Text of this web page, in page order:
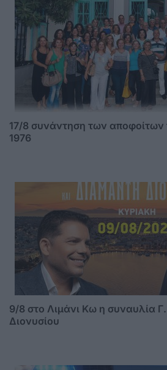
17/8 συνάντηση των αποφοίτων
1976
9/8 στο Λιμάνι Κω η συναυλία
Διονυσίου